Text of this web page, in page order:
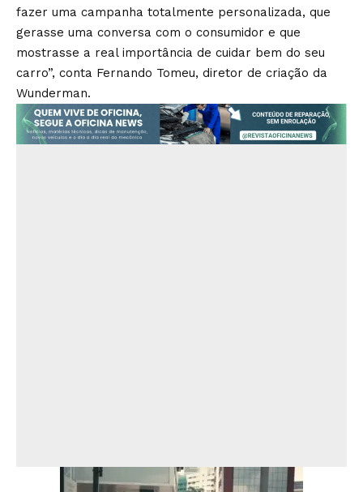
fazer uma campanha totalmente personalizada, que
gerasse uma conversa com o consumidor e que
mostrasse a real importância de cuidar bem do seu
carro”, conta Fernando Tomeu, diretor de criação da
Wunderman.